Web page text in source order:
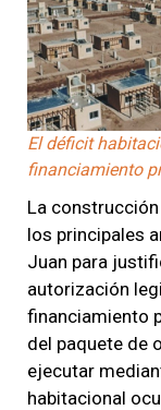
El déficit
financiamiento
La
los principales
Juan para
autorización
financiamiento
del paquete de
ejecutar
habitacional